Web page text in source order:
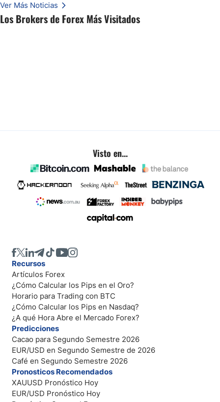
Los Brokers de Forex Más Visitados
Ver Más Noticias
Visto en...
Recursos
Artículos Forex
¿Cómo Calcular los Pips en el Oro?
Horario para Trading con BTC
¿Cómo Calcular los Pips en Nasdaq?
¿A qué Hora Abre el Mercado Forex?
Predicciones
Cacao para Segundo Semestre 2026
EUR/USD en Segundo Semestre de 2026
Café en Segundo Semestre 2026
Pronosticos Recomendados
XAUUSD Pronóstico Hoy
EUR/USD Pronóstico Hoy